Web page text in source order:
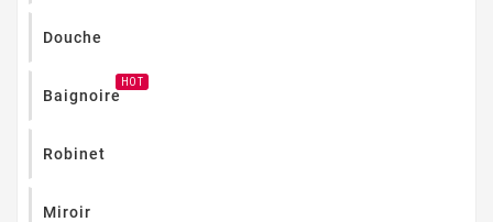
Douche
Baignoire
HOT
Robinet
Miroir